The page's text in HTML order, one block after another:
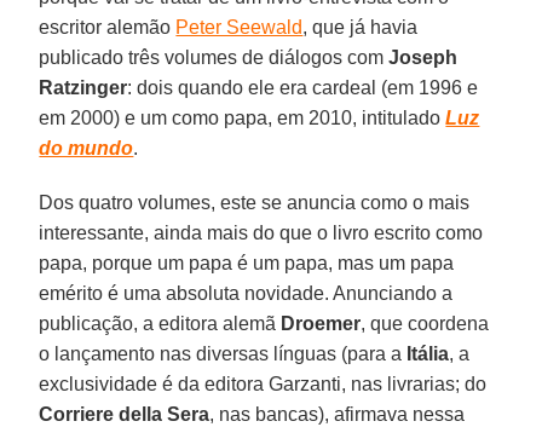
escritor alemão Peter Seewald, que já havia
publicado três volumes de diálogos comJoseph
Ratzinger: dois quando ele era cardeal (em 1996 e
em 2000) e um como papa, em 2010, intituladoLuz
do mundo.
Dos quatro volumes, este se anuncia como o mais
interessante, ainda mais do que o livro escrito como
papa, porque um papa é um papa, mas um papa
emérito é uma absoluta novidade. Anunciando a
publicação, a editora alemã Droemer, que coordena
o lançamento nas diversas línguas (para a Itália, a
exclusividade é da editora Garzanti, nas livrarias; do
Corriere della Sera, nas bancas), afirmava nessa